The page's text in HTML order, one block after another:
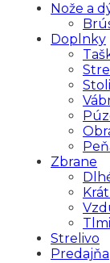
Nože a
Doplnky
Zbrane
Strelivo
Predajňa